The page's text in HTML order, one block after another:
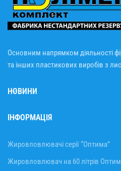
Основним напрямком діяльності
та інших пластикових виробів з
НОВИНИ
ІНФОРМАЦІЯ
Жировловлювачі серії “Оптима”
Жировловлювач на 60 літрів